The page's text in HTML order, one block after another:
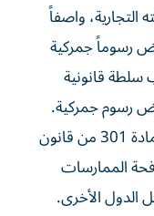
واصفاً
رسوماً جمركية
بموجب سلطة قانونية
رسوم جمركية.
ثم أصدر رسوماً جمركية ​أخرى بموجب المادة 301 من قانون
مكافحة الممارسات
الدول الأخرى.